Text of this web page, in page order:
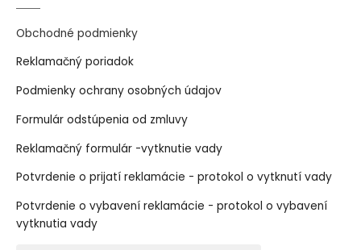
Obchodné podmienky
Reklamačný poriadok
Podmienky ochrany osobných údajov
Formulár odstúpenia od zmluvy
Reklamačný formulár -vytknutie vady
Potvrdenie o prijatí reklamácie - protokol o vytknutí vady
Potvrdenie o vybavení reklamácie - protokol o vybavení
vytknutia vady